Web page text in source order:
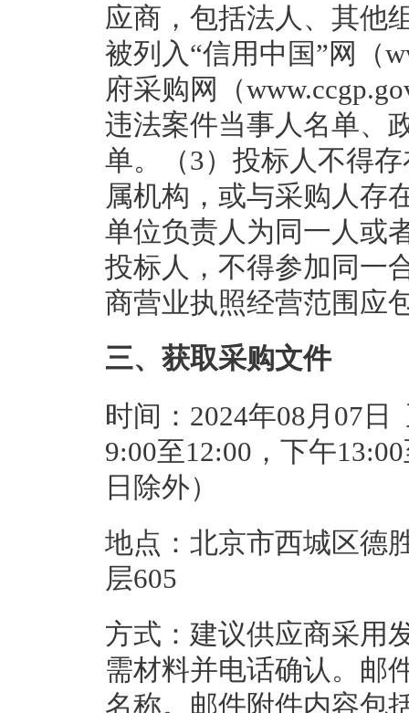
应商，包括法人、其他
被列入“信用中国”网（
府采购网（
违法案件当事人名单、
单。（3）投标人不得
属机构，或与采购人存
单位负责人为同一人或
投标人，不得参加同一
商营业执照经营范围应
三、获取采购文件
时间：2024年08月07
9:00至12:00，下午
日除外）
地点：北京市西城区德
层605
方式：建议供应商采用
需材料并电话确认。邮
名称。邮件附件内容包